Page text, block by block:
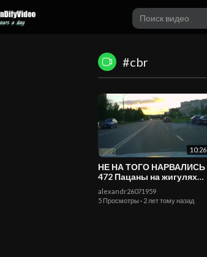
#cbr
10:26
НЕ НА ТОГО НАРВАЛИСЬ
472 Пацаны на жигулях
погоня ДПС
alexandr26071959
5 Просмотры · 2 лет тому назад